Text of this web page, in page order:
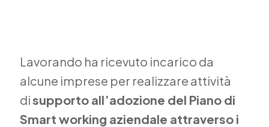
Lavorando ha ricevuto incarico da
alcune imprese per realizzare attività
disupporto all’adozione del Piano di
Smart working aziendale attraverso i